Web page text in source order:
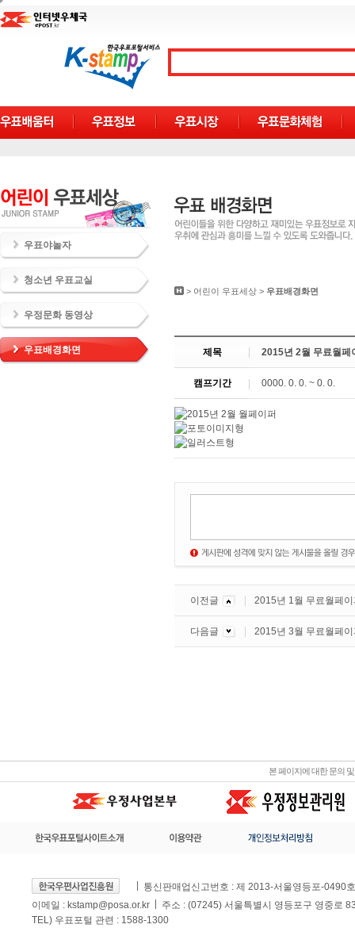
우표야놀자
청소년 우표교실
우정문화 동영상
우표배경화면
> 어린이 우표세상 > 우표배경화면
제목 2015년 2월 무료월페
캠프기간 0000. 0. 0. ~ 0. 0.
이전글 2015년 1월 무료월페
다음글 2015년 3월 무료월페
본 페이지에 대한 문의
통신판매업신고번호 : 제 2013-서울영등포-0490호
이메일 : kstamp@posa.or.kr
주소 : (07245) 서울특별시 영등포구 영중로
TEL) 우표포털 관련 : 1588-1300